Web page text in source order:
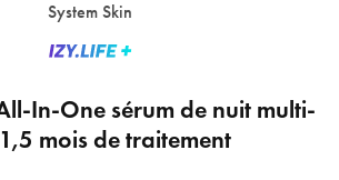
System Skin
In-One sérum de nuit multi-
mois de traitement